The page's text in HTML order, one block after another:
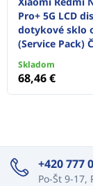
Pro+ 5G LCD
dotykové sklo
(Service Pack)
Skladom
68,46 €
+420 777
Po-Št 9-17,